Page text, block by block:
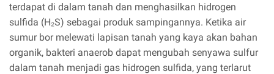
terdapat di dalam tanah dan menghasilkan hidrogen
sulfida (H₂S) sebagai produk sampingannya. Ketika air
sumur bor melewati lapisan tanah yang kaya akan bahan
organik, bakteri anaerob dapat mengubah senyawa sulfur
dalam tanah menjadi gas hidrogen sulfida, yang terlarut